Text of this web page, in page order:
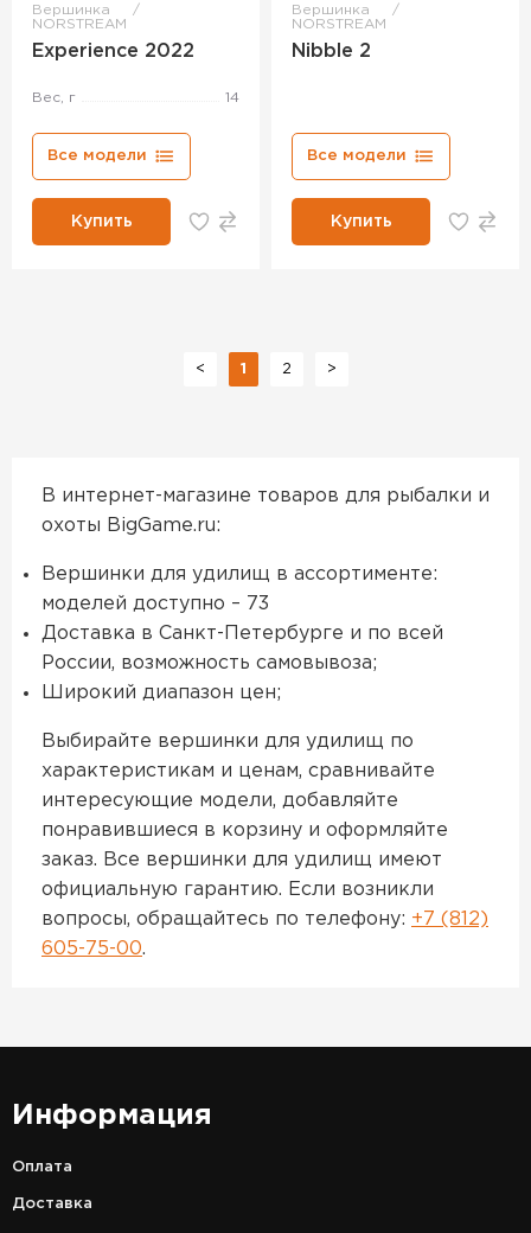
Вершинка
NORSTREAM
Experience 2022
Вес, г 14
Все модели
Купить
Вершинка
NORSTREAM
Nibble 2
Все модели
Купить
< 1 2 >
В интернет-магазине товаров для рыбалки и
охоты BigGame.ru:
Вершинки для удилищ в ассортименте:
моделей доступно – 73
Доставка в Санкт-Петербурге и по всей
России, возможность самовывоза;
Широкий диапазон цен;
Выбирайте вершинки для удилищ по
характеристикам и ценам, сравнивайте
интересующие модели, добавляйте
понравившиеся в корзину и оформляйте
заказ. Все вершинки для удилищ имеют
официальную гарантию. Если возникли
вопросы, обращайтесь по телефону: +7 (812)
605-75-00.
Информация
Оплата
Доставка